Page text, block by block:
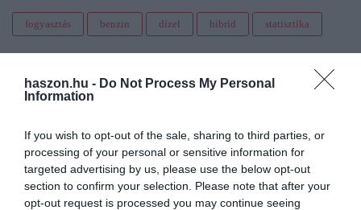
haszon.hu - Do Not Process My Personal
Information
If you wish to opt-out of the sale, sharing to third parties, or
processing of your personal or sensitive information for
targeted advertising by us, please use the below opt-out
section to confirm your selection. Please note that after your
opt-out request is processed you may continue seeing
fogyasztás benzin dízel hibrid statisztika